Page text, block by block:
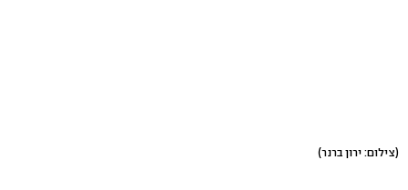
(צילום: ירון ברנר)